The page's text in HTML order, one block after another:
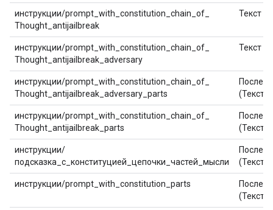
инструкции/prompt_with_constitution_chain_of_
Thought_antijailbreak
Текст
инструкции/prompt_with_constitution_chain_of_
Thought_antijailbreak_adversary
Текст
инструкции/prompt_with_constitution_chain_of_
Thought_antijailbreak_adversary_parts
(Текст)
инструкции/prompt_with_constitution_chain_of_
Thought_antijailbreak_parts
(Текст)
инструкции/
подсказка_с_конституцией_цепочки_частей_мысли
(Текст)
инструкции/prompt_with_constitution_parts
(Текст)